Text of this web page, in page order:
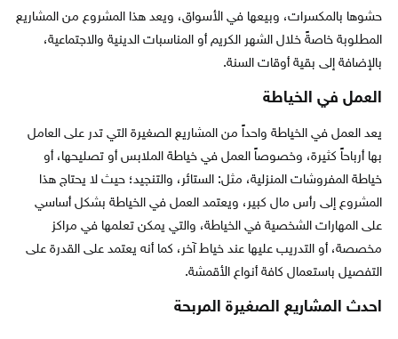
حشوها بالمكسرات، وبيعها في الأسواق، ويعد هذا المشروع من المشاريع
المطلوبة خاصةً خلال الشهر الكريم أو المناسبات الدينية والاجتماعية،
بالإضافة إلى بقية أوقات السنة.
العمل في الخياطة
يعد العمل في الخياطة واحداً من المشاريع الصغيرة التي تدر على العامل
بها أرباحاً كثيرة، وخصوصاً العمل في خياطة الملابس أو تصليحها، أو
خياطة المفروشات المنزلية، مثل: الستائر، والتنجيد؛ حيث لا يحتاج هذا
المشروع إلى رأس مال كبير، ويعتمد العمل في الخياطة بشكل أساسي
على المهارات الشخصية في الخياطة، والتي يمكن تعلمها في مراكز
مخصصة، أو التدريب عليها عند خياط آخر، كما أنه يعتمد على القدرة على
التفصيل باستعمال كافة أنواع الأقمشة.
احدث المشاريع الصغيرة المربحة